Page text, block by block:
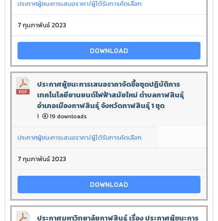
ประกาศผู้ชนะการเสนอราคา/ผู้ได้รับการคัดเลือก
7 กุมภาพันธ์ 2023
DOWNLOAD
ประกาศผู้ชนะการเสนอราคาจัดซื้อชุดปฏิบัติการ
เทคโนโลยียานยนต์ไฟฟ้าสมัยใหม่ ตำบลกาฬสินธุ์
อำเภอเมืองกาฬสินธุ์ จังหวัดกาฬสินธุ์ 1 ชุด
1 19 downloads
ประกาศผู้ชนะการเสนอราคา/ผู้ได้รับการคัดเลือก
7 กุมภาพันธ์ 2023
DOWNLOAD
ประกาศมหาวิทยาลัยกาฬสินธุ์ เรื่อง ประกาศผู้ชนะการ